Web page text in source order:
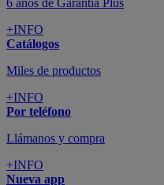
6 años de Garantía Plus
+INFO
Catálogos
Miles de productos
+INFO
Por teléfono
Llámanos y compra
+INFO
Nueva app